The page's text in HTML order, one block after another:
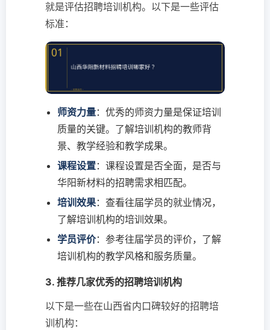
就是评估招聘培训机构。以下是一些评估
标准：
师资力量：优秀的师资力量是保证培训
质量的关键。了解培训机构的教师背
景、教学经验和教学成果。
课程设置：课程设置是否全面，是否与
华阳新材料的招聘需求相匹配。
培训效果：查看往届学员的就业情况，
了解培训机构的培训效果。
学员评价：参考往届学员的评价，了解
培训机构的教学风格和服务质量。
3. 推荐几家优秀的招聘培训机构
以下是一些在山西省内口碑较好的招聘培
训机构：